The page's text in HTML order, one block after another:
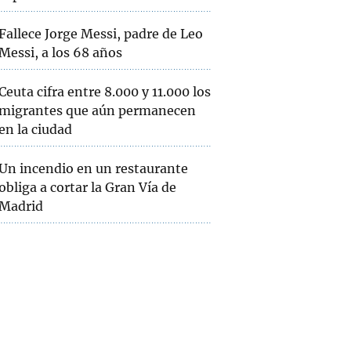
Jorge Messi, padre de Leo
a los 68 años
cifra entre 8.000 y 11.000 los
que aún permanecen
la ciudad
incendio en un restaurante
a cortar la Gran Vía de